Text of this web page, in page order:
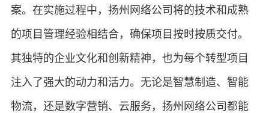
案。在实施过程中，扬州网络公司将的技术和成熟
的项目管理经验相结合，确保项目按时按质交付。
其独特的企业文化和创新精神，也为每个转型项目
注入了强大的动力和活力。无论是智慧制造、智能
物流，还是数字营销、云服务，扬州网络公司都能